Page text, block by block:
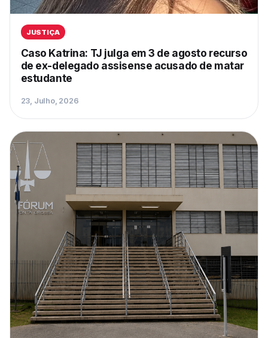
JUSTIÇA
Caso Katrina: TJ julga em 3 de agosto recurso
de ex-delegado assisense acusado de matar
estudante
23, Julho, 2026